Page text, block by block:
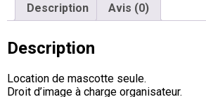
Description Avis (0)
Description
Location de mascotte seule.
Droit d’image à charge organisateur.